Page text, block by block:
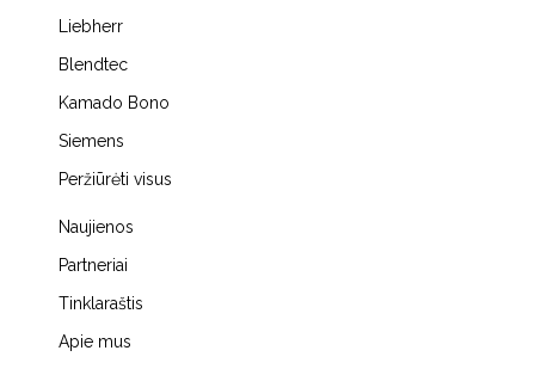
Liebherr
Blendtec
Kamado Bono
Siemens
Peržiūrėti visus
Naujienos
Partneriai
Tinklaraštis
Apie mus